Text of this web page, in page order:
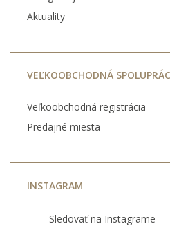
Aktuality
VEĽKOOBCHODNÁ
Veľkoobchodná registrácia
Predajné miesta
INSTAGRAM
Sledovať na Instagrame